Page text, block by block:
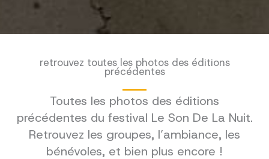
retrouvez toutes les photos des éditions
précédentes
Toutes les photos des éditions
précédentes du festival Le Son De La Nuit.
Retrouvez les groupes, l’ambiance, les
bénévoles, et bien plus encore !